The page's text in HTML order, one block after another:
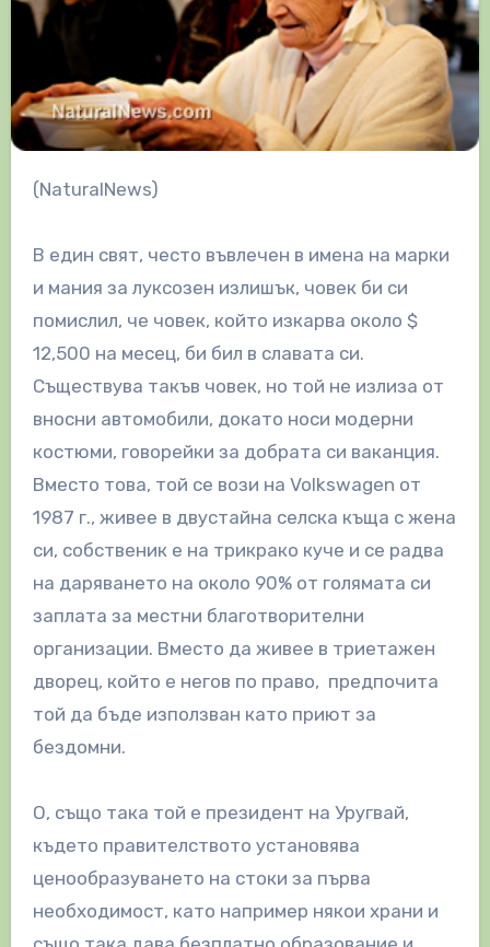
(NaturalNews)
В един свят, често въвлечен в имена на марки
и мания за луксозен излишък, човек би си
помислил, че човек, който изкарва около $
12,500 на месец, би бил в славата си.
Съществува такъв човек, но той не излиза от
вносни автомобили, докато носи модерни
костюми, говорейки за добрата си ваканция.
Вместо това, той се вози на Volkswagen от
1987 г., живее в двустайна селска къща с жена
си, собственик е на трикрако куче и се радва
на даряването на около 90% от голямата си
заплата за местни благотворителни
организации. Вместо да живее в триетажен
дворец, който е негов по право, предпочита
той да бъде използван като приют за
бездомни.
О, също така той е президент на Уругвай,
където правителството установява
ценообразуването на стоки за първа
необходимост, като например някои храни и